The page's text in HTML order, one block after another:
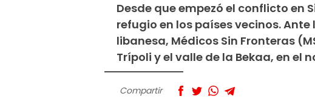
Desde que empezó el conflicto en
refugio en los países vecinos.
libanesa, Médicos Sin Fronteras
Trípoli y el valle de la Bekaa, en el
Compartir